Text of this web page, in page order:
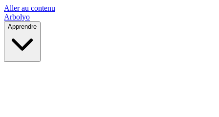
Aller au contenu
Arbolyo
Apprendre